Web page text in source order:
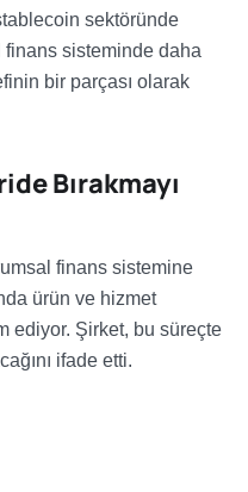
sektöründe
finans sisteminde daha
bir parçası olarak
Bırakmayı
finans sistemine
ürün ve hizmet
ediyor. Şirket, bu süreçte
ifade etti.